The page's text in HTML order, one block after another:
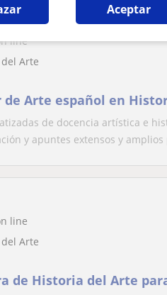
Aceptar
line
Arte
de Arte español en
de docencia artística e
y apuntes extensos y amplios
line
Arte
de Historia del Arte